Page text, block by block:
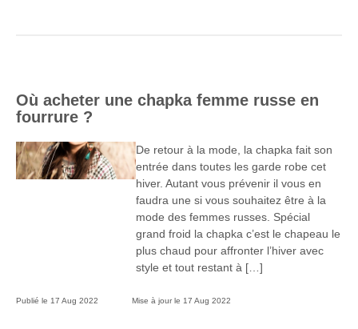
Où acheter une chapka femme russe en
fourrure ?
De retour à la mode, la chapka fait son
entrée dans toutes les garde robe cet
hiver. Autant vous prévenir il vous en
faudra une si vous souhaitez être à la
mode des femmes russes. Spécial
grand froid la chapka c’est le chapeau le
plus chaud pour affronter l’hiver avec
style et tout restant à […]
Publié le 17 Aug 2022 Mise à jour le 17 Aug 2022